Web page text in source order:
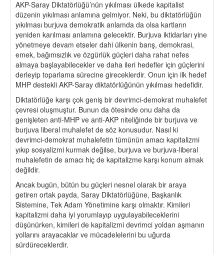
AKP-Saray Diktatörlüğü’nün yıkılması ülkede kapitalist
düzenin yıkılması anlamına gelmiyor. Neki, bu diktatörlüğün
yıkılması burjuva demokratik anlamda da olsa kartların
yeniden karılması anlamına gelecektir. Burjuva iktidarları yine
yönetmeye devam etseler dahi ülkenin barış, demokrasi,
emek, bağımsızlık ve özgürlük güçleri daha rahat nefes
almaya başlayabilecekler ve daha ileri hedefler için güçlerini
derleyip toparlama sürecine gireceklerdir. Onun için ilk hedef
MHP destekli AKP-Saray diktatörlüğünün yıkılması hedefidir.
Diktatörlüğe karşı çok geniş bir devrimci-demokrat muhalefet
çevresi oluşmuştur. Bunun da ötesinde onu daha da
genişleten anti-MHP ve anti-AKP niteliğinde bir burjuva ve
burjuva liberal muhalefet de söz konusudur. Nasıl ki
devrimci-demokrat muhalefetin tümünün amacı kapitalizmi
yıkıp sosyalizmi kurmak değilse, burjuva ve burjuva-liberal
muhalefetin de amacı hiç de kapitalizme karşı konum almak
değildir.
Ancak bugün, bütün bu güçleri nesnel olarak bir araya
getiren ortak payda, Saray Diktatörlüğüne, Başkanlık
Sistemine, Tek Adam Yönetimine karşı olmaktır. Kimileri
kapitalizmi daha iyi yorumlayıp uygulayabileceklerini
düşünürken, kimileri de kapitalizmi devrimci yoldan aşmanın
yollarını arayacaklar ve mücadelelerini bu uğurda
sürdüreceklerdir.